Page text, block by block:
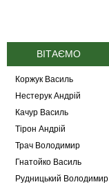
ВІТАЄМО
Коржук Василь
Нестерук Андрій
Качур Василь
Тірон Андрій
Трач Володимир
Гнатойко Василь
Рудницький Володимир